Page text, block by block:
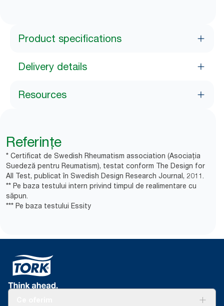
Product specifications
Delivery details
Resources
Referințe
* Certificat de Swedish Rheumatism association (Asociația
Suedeză pentru Reumatism), testat conform The Design for
All Test, publicat în Swedish Design Research Journal, 2011.
** Pe baza testului intern privind timpul de realimentare cu
săpun.
*** Pe baza testului Essity